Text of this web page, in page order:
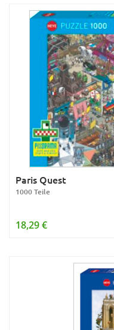
Paris Quest
1000 Teile
18,29 €